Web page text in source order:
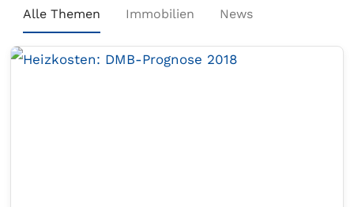
Alle Themen Immobilien News